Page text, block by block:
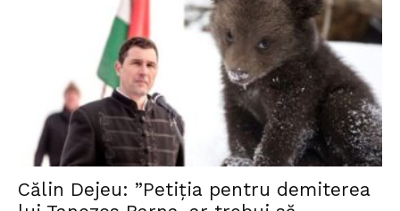
Investigații
Călin Dejeu: ”Petiția pentru demiterea